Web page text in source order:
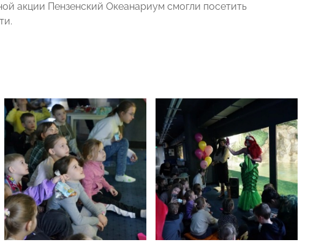
акции Пензенский Океанариум смогли посетить